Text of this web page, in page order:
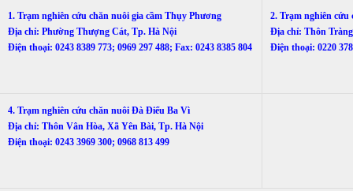
1. Trạm nghiên cứu chăn nuôi gia cầm Thụy Phương
Địa chỉ: Phường Thượng Cát, Tp. Hà Nội
Điện thoại: 0243 8389 773; 0969 297 488; Fax: 0243 8385 804
2. Trạm nghiên
Địa chỉ: Thôn
Điện thoại: 0220
4. Trạm nghiên cứu chăn nuôi Đà Điểu Ba Vì
Địa chỉ: Thôn Vân Hòa, Xã Yên Bài, Tp. Hà Nội
Điện thoại: 0243 3969 300; 0968 813 499